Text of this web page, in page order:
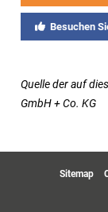
Besuchen
Quelle der auf
GmbH + Co. KG
Sitemap